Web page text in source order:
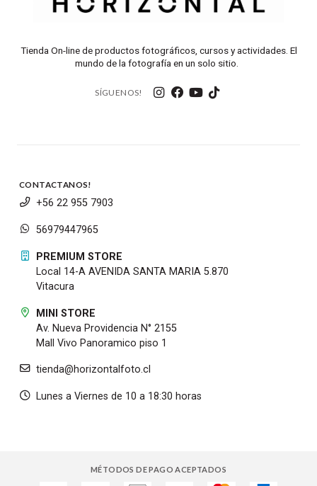
Tienda On-line de productos fotográficos, cursos y actividades. El
mundo de la fotografía en un solo sitio.
SÍGUENOS!
CONTACTANOS!
+56 22 955 7903
56979447965
PREMIUM STORE
Local 14-A AVENIDA SANTA MARIA 5.870
Vitacura
MINI STORE
Av. Nueva Providencia N° 2155
Mall Vivo Panoramico piso 1
tienda@horizontalfoto.cl
Lunes a Viernes de 10 a 18:30 horas
MÉTODOS DE PAGO ACEPTADOS